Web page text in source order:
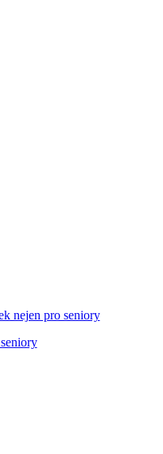
nejen pro seniory